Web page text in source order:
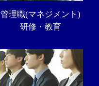
管理職(マネジメント)
研修・教育